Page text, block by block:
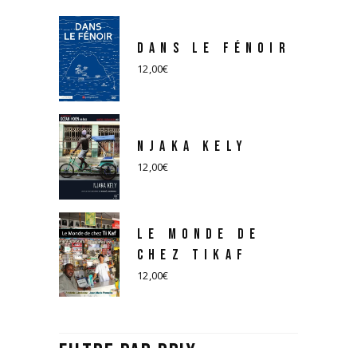
DANS LE FÉNOIR
12,00€
NJAKA KELY
12,00€
LE MONDE DE
CHEZ TIKAF
12,00€